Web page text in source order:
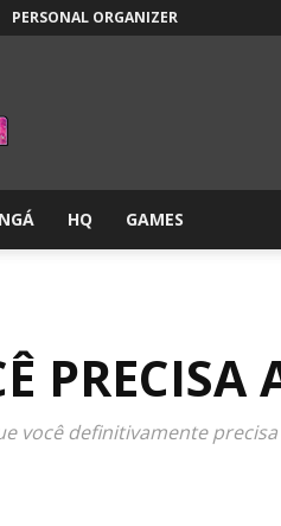
PERSONAL ORGANIZER
HQ GAMES
PRECISA
você definitivamente